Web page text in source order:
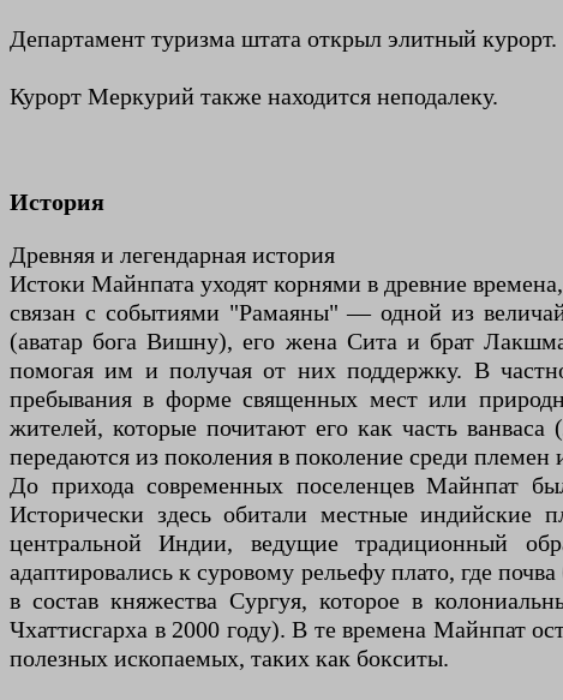
Департамент туризма штата открыл элитный курорт.
Курорт Меркурий также находится неподалеку.
История
Древняя и легендарная история
Истоки Майнпата уходят корнями в древние
связан с событиями "Рамаяны" — одной из
(аватар бога Вишну), его жена Сита и брат
помогая им и получая от них поддержку. В
пребывания в форме священных мест или
жителей, которые почитают его как часть
передаются из поколения в поколение среди
До прихода современных поселенцев Майнпат
Исторически здесь обитали местные
центральной Индии, ведущие традиционный
адаптировались к суровому рельефу плато, где
в состав княжества Сургуя, которое в
Чхаттисгарха в 2000 году). В те времена Майнпат
полезных ископаемых, таких как бокситы.